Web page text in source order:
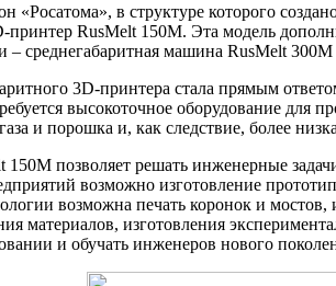
«Росатома», в структуре которого
RusMelt 150М. Эта модель
– среднегабаритная машина RusMelt
3D-принтера стала прямым
высокоточное оборудование
и порошка и, как следствие, более
150М позволяет решать инженерные
возможно изготовление
возможна печать коронок и
материалов, изготовления
и обучать инженеров нового